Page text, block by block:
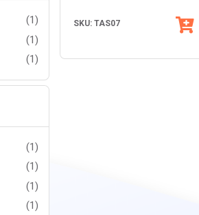
(1)
(1)
(1)
(1)
(1)
(1)
(1)
máxima impermeabilidad y
membrana y forro laminado.
SKU: TAS07